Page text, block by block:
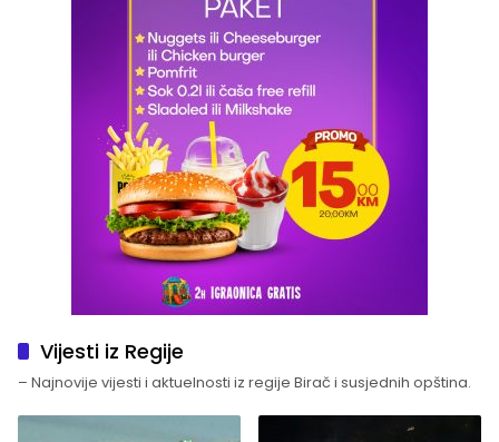
Vijesti iz Regije
– Najnovije vijesti i aktuelnosti iz regije Birač i susjednih opština.